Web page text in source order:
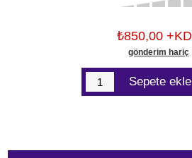
₺850,00
gönderim hariç